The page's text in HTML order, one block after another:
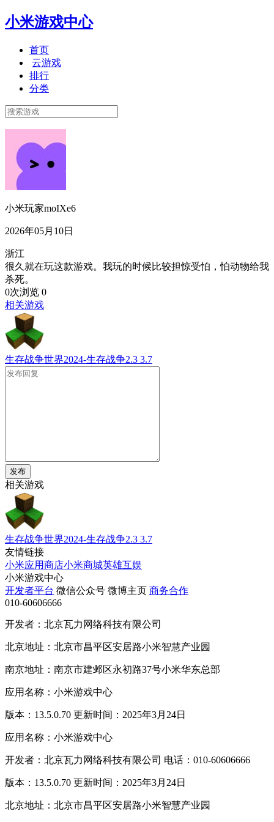
小米游戏中心
首页
云游戏
排行
分类
小米玩家moIXe6
2026年05月10日
浙江
很久就在玩这款游戏。我玩的时候比较担惊受怕，怕动物给我
杀死。
0次浏览 0
相关游戏
生存战争世界2024-生存战争2.3 3.7
发布
相关游戏
生存战争世界2024-生存战争2.3 3.7
友情链接
小米应用商店小米商城英雄互娱
小米游戏中心
开发者平台 微信公众号 微博主页 商务合作
010-60606666
开发者：北京瓦力网络科技有限公司
北京地址：北京市昌平区安居路小米智慧产业园
南京地址：南京市建邺区永初路37号小米华东总部
应用名称：小米游戏中心
版本：13.5.0.70 更新时间：2025年3月24日
应用名称：小米游戏中心
开发者：北京瓦力网络科技有限公司 电话：010-60606666
版本：13.5.0.70 更新时间：2025年3月24日
北京地址：北京市昌平区安居路小米智慧产业园